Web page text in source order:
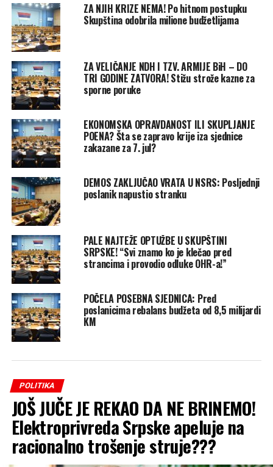
ZA NJIH KRIZE NEMA! Po hitnom postupku
Skupština odobrila milione budžetlijama
ZA VELIČANJE NDH I TZV. ARMIJE BiH – DO
TRI GODINE ZATVORA! Stižu strože kazne za
sporne poruke
EKONOMSKA OPRAVDANOST ILI SKUPLJANJE
POENA? Šta se zapravo krije iza sjednice
zakazane za 7. jul?
DEMOS ZAKLJUČAO VRATA U NSRS: Posljednji
poslanik napustio stranku
PALE NAJTEŽE OPTUŽBE U SKUPŠTINI
SRPSKE! “Svi znamo ko je klečao pred
strancima i provodio odluke OHR-a!”
POČELA POSEBNA SJEDNICA: Pred
poslanicima rebalans budžeta od 8,5 milijardi
KM
POLITIKA
JOŠ JUČE JE REKAO DA NE BRINEMO!
Elektroprivreda Srpske apeluje na
racionalno trošenje struje???